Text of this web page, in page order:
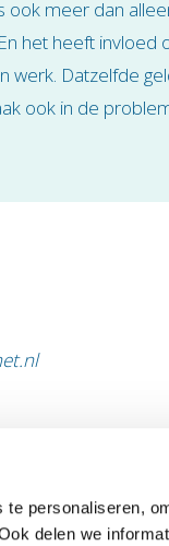
personaliseren,
delen we
meer dan
het heeft
Datzelfde
ook in de
Telefoon: